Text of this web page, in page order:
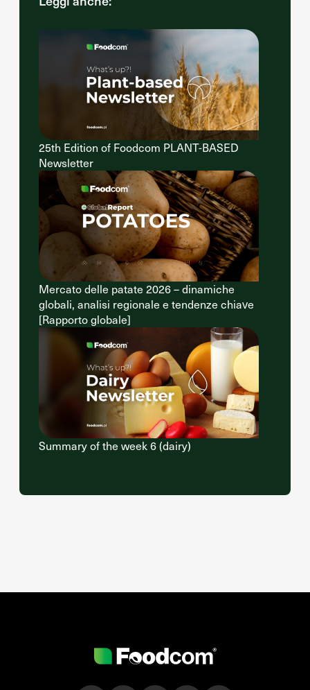
25th Edition of Foodcom PLANT-BASED
Newsletter
Mercato delle patate 2026 – dinamiche
globali, analisi regionale e tendenze chiave
[Rapporto globale]
Summary of the week 6 (dairy)